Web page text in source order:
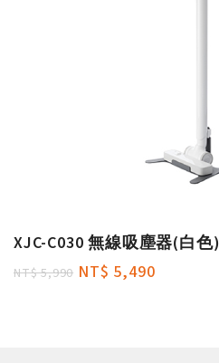
XJC-C030 無線吸塵器(白色)
NT$ 5,990 NT$ 5,490